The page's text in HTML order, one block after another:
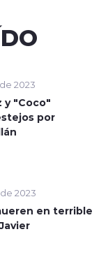
2023
y "Coco"
por
2023
en terrible